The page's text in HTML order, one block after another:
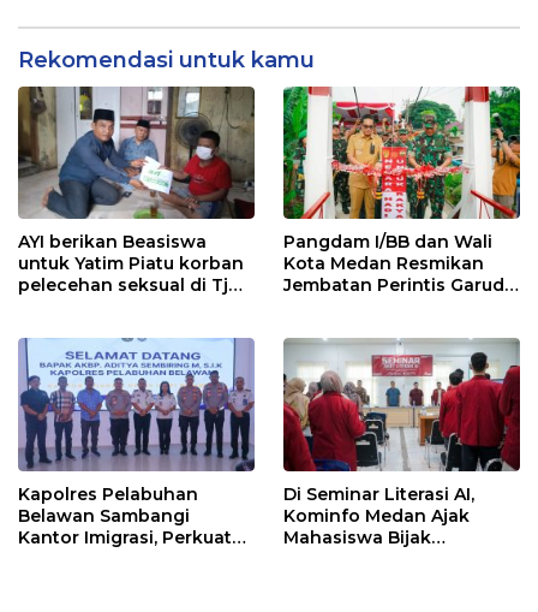
Rekomendasi untuk kamu
AYI berikan Beasiswa
untuk Yatim Piatu korban
pelecehan seksual di Tj
Pangdam I/BB dan Wali
Kota Medan Resmikan
Jembatan Perintis Garuda,
Maimun
Kapolres Pelabuhan
Belawan Sambangi
Kantor Imigrasi, Perkuat
Di Seminar Literasi AI,
Kominfo Medan Ajak
Mahasiswa Bijak